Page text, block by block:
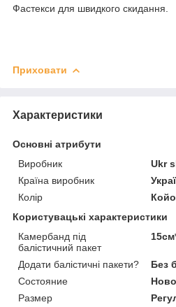
Фастекси для швидкого скидання.
Приховати
Характеристики
Основні атрибути
Виробник
Ukr
Країна виробник
Колір
Користувацькі характеристики
Камербанд під
балістичний пакет
Додати балістичні пакети?
Без
Состояние
Размер